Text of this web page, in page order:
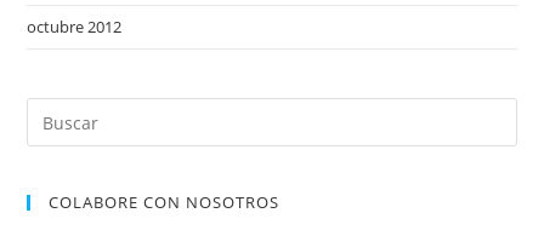
octubre 2012
COLABORE CON NOSOTROS